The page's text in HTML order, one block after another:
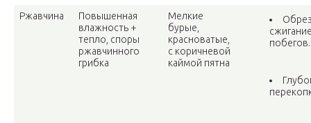
Ржавчина
Повышенная
влажность +
тепло, споры
ржавчинного
грибка
Мелкие
бурые,
красноватые,
с коричневой
каймой пятна
побегов.